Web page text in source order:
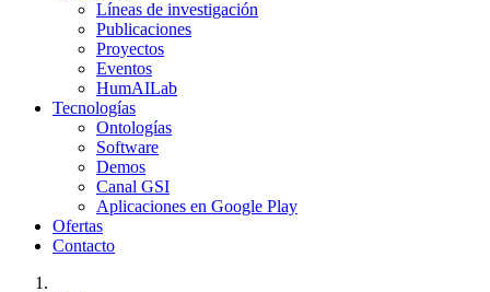
Líneas de investigación
Publicaciones
Proyectos
Eventos
HumAILab
Tecnologías
Ontologías
Software
Demos
Canal GSI
Aplicaciones en Google Play
Ofertas
Contacto